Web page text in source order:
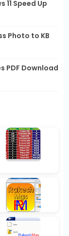
11 Speed Up
Photo to KB
PDF Download